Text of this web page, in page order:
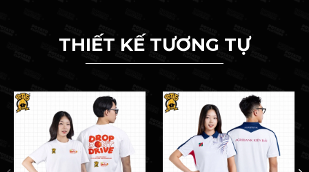
THIẾT KẾ TƯƠNG TỰ